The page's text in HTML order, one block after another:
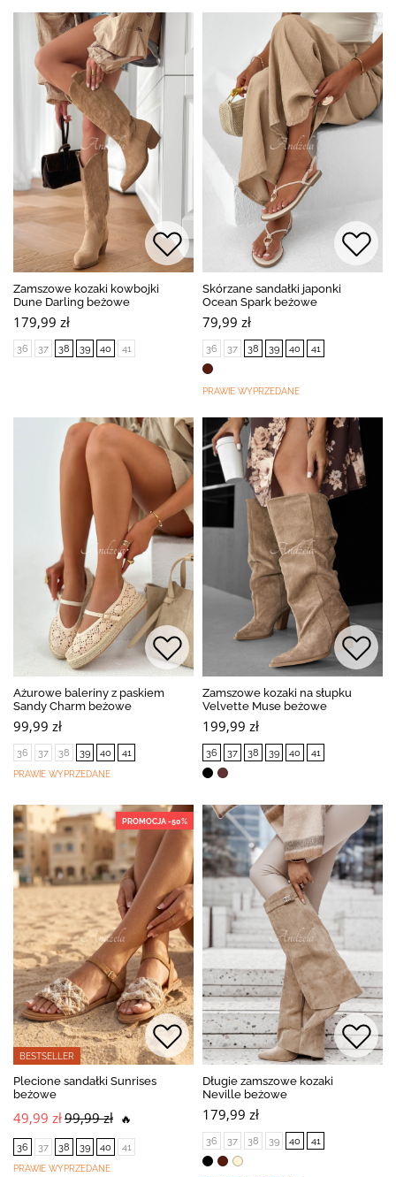
Zamszowe kozaki kowbojki
Dune Darling beżowe
179,99 zł
36 37 38 39 40 41
Skórzane sandałki japonki
Ocean Spark beżowe
79,99 zł
36 37 38 39 40 41
PRAWIE WYPRZEDANE
Ażurowe baleriny z paskiem
Sandy Charm beżowe
99,99 zł
36 37 38 39 40 41
PRAWIE WYPRZEDANE
Zamszowe kozaki na słupku
Velvette Muse beżowe
199,99 zł
36 37 38 39 40 41
PROMOCJA -50%
BESTSELLER
Plecione sandałki Sunrises
beżowe
49,99 zł99,99 zł 🔥
36 37 38 39 40 41
PRAWIE WYPRZEDANE
Długie zamszowe kozaki
Neville beżowe
179,99 zł
36 37 38 39 40 41